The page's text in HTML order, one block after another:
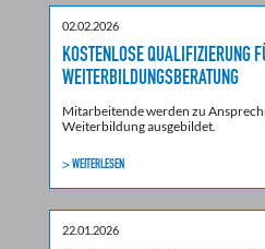
02.02.2026
KOSTENLOSE QUALIFIZIERUNG
WEITERBILDUNGSBERATUNG
Mitarbeitende werden zu
Weiterbildung ausgebildet.
> WEITERLESEN
22.01.2026